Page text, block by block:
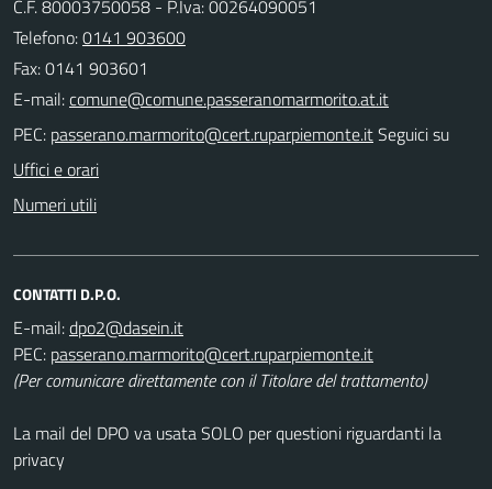
C.F. 80003750058 - P.Iva: 00264090051
Telefono:0141 903600
Fax: 0141 903601
E-mail:
PEC:
Seguici su
Uffici e orari
Numeri utili
CONTATTI D.P.O.
E-mail:
PEC:
(Per comunicare direttamente con il Titolare del trattamento)
La mail del DPO va usata SOLO per questioni riguardanti la
privacy